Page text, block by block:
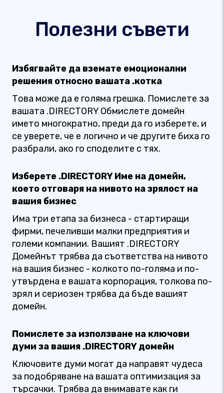
Полезни съвети
Избягвайте да вземате емоционални
решения относно вашата .котка
Това може да е голяма грешка. Помислете за
вашата .DIRECTORY Обмислете домейн
името многократно, преди да го изберете, и
се уверете, че е логично и че другите биха го
разбрали, ако го споделите с тях.
Изберете .DIRECTORY Име на домейн,
което отговаря на нивото на зрялост на
вашия бизнес
Има три етапа за бизнеса - стартиращи
фирми, печеливши малки предприятия и
големи компании. Вашият .DIRECTORY
Домейнът трябва да съответства на нивото
на вашия бизнес - колкото по-голяма и по-
утвърдена е вашата корпорация, толкова по-
зрял и сериозен трябва да бъде вашият
домейн.
Помислете за използване на ключови
думи за вашия .DIRECTORY домейн
Ключовите думи могат да направят чудеса
за подобряване на вашата оптимизация за
търсачки. Трябва да внимавате как ги